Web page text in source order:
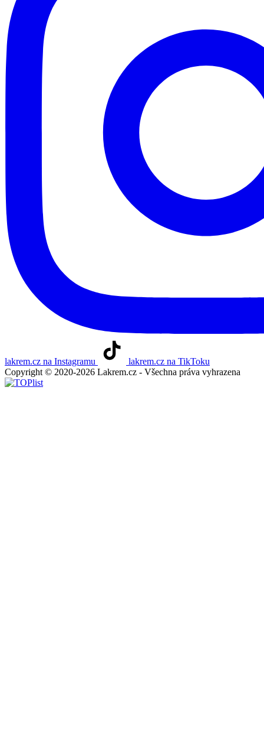
lakrem.cz na Instagramu
lakrem.cz na TikToku
Copyright © 2020-2026 Lakrem.cz - Všechna práva vyhrazena